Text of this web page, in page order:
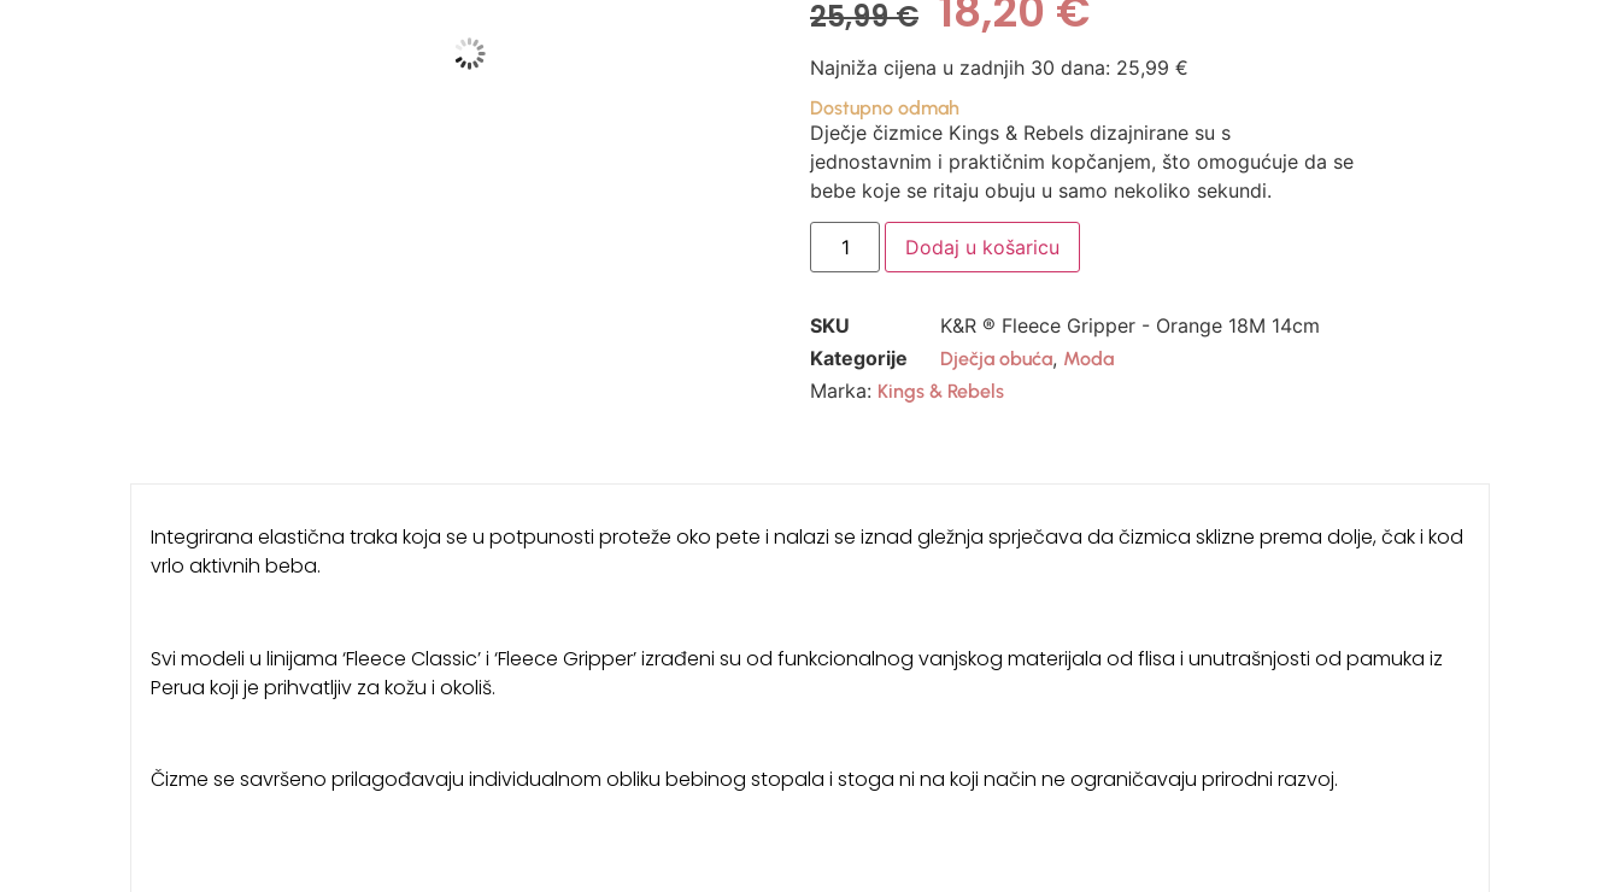
25,99€
Najniža cijena u zadnjih 30 dana: 25,99 €
Dostupno odmah
Dječje čizmice Kings & Rebels dizajnirane su s
jednostavnim i praktičnim kopčanjem, što omogućuje da se
bebe koje se ritaju obuju u samo nekoliko sekundi.
Dodaj u košaricu
SKU
K&R ® Fleece Gripper - Orange 18M 14cm
Kategorije
Dječja obuća, Moda
Marka: Kings & Rebels
Integrirana elastična traka koja se u potpunosti proteže oko pete i nalazi se iznad gležnja sprječava da čizmica sklizne prema dolje, čak i kod
vrlo aktivnih beba.
Svi modeli u linijama ‘Fleece Classic’ i ‘Fleece Gripper’ izrađeni su od funkcionalnog vanjskog materijala od flisa i unutrašnjosti od pamuka iz
Perua koji je prihvatljiv za kožu i okoliš.
Čizme se savršeno prilagođavaju individualnom obliku bebinog stopala i stoga ni na koji način ne ograničavaju prirodni razvoj.